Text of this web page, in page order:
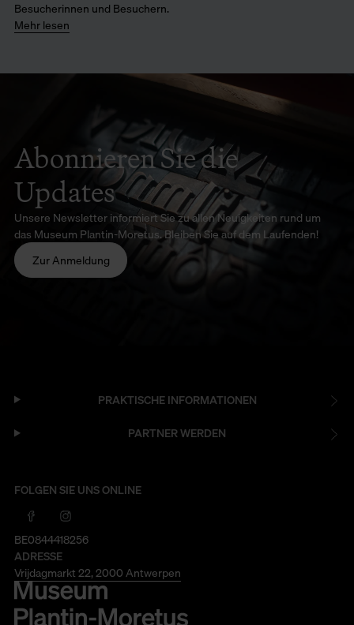
Besucherinnen und Besuchern.
Mehr lesen
Abonnieren Sie die
Updates
Unsere Newsletter informiert Sie zu allen Neuigkeiten rund um
das Museum Plantin-Moretus. Bleiben Sie auf dem Laufenden!
Zur Anmeldung
PRAKTISCHE INFORMATIONEN
PARTNER WERDEN
FOLGEN SIE UNS ONLINE
BE0844418256
ADRESSE
Vrijdagmarkt 22, 2000 Antwerpen